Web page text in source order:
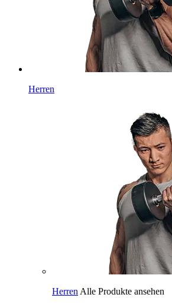
Herren
Herren Alle Produkte ansehen